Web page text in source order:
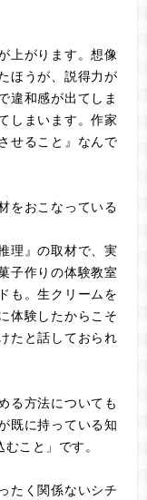
上がります。想像
ほうが、説得力が
違和感が出てしま
しまいます。作家
せること』なんで
をおこなっている
理』の取材で、実
子作りの体験教室
も。生クリームを
体験したからこそ
たと話しておられ
る方法についても
既に持っている知
こと」です。
たく関係ないシチ